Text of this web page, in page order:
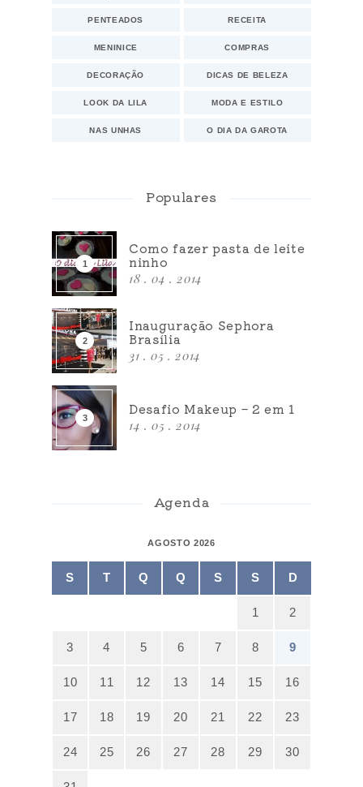
PENTEADOS RECEITA
MENINICE COMPRAS
DECORAÇÃO DICAS DE BELEZA
LOOK DA LILA MODA E ESTILO
NAS UNHAS O DIA DA GAROTA
Populares
Como fazer pasta de leite
ninho
18 . 04 . 2014
Inauguração Sephora
Brasília
31 . 05 . 2014
Desafio Makeup – 2 em 1
14 . 05 . 2014
Agenda
AGOSTO 2026
S T Q Q S S D
1 2
3 4 5 6 7 8 9
10 11 12 13 14 15 16
17 18 19 20 21 22 23
24 25 26 27 28 29 30